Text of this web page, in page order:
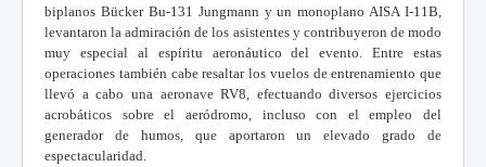
biplanos Bücker Bu-131 Jungmann y un monoplano AISA I-11B,
levantaron la admiración de los asistentes y contribuyeron de modo
muy especial al espíritu aeronáutico del evento. Entre estas
operaciones también cabe resaltar los vuelos de entrenamiento que
llevó a cabo una aeronave RV8, efectuando diversos ejercicios
acrobáticos sobre el aeródromo, incluso con el empleo del
generador de humos, que aportaron un elevado grado de
espectacularidad.